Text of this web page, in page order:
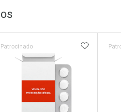
Similar
AOS FAVORITOS
Patrocinado